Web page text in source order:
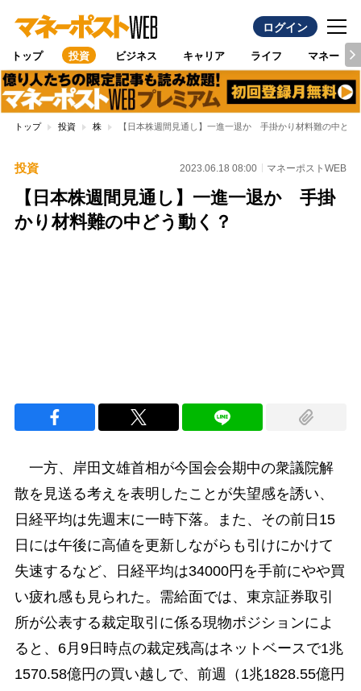
ログイン
トップ 投資 ビジネス キャリア ライフ マネー
トップ 投資 株 【日本株週間見通し】一進一退か 手掛かり材料難の中どう
投資 2023.06.18 08:00 マネーポストWEB
【日本株週間見通し】一進一退か 手掛
かり材料難の中どう動く？
一方、岸田文雄首相が今国会会期中の衆議院解
散を見送る考えを表明したことが失望感を誘い、
日経平均は先週末に一時下落。また、その前日15
日には午後に高値を更新しながらも引けにかけて
失速するなど、日経平均は34000円を手前にやや買
い疲れ感も見られた。需給面では、東京証券取引
所が公表する裁定取引に係る現物ポジションによ
ると、6月9日時点の裁定残高はネットベースで1兆
1570.58億円の買い越しで、前週（1兆1828.55億円